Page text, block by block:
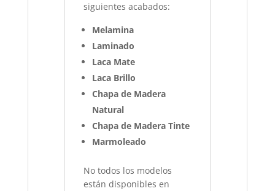
siguientes acabados:
Melamina
Laminado
Laca Mate
Laca Brillo
Chapa de Madera
Natural
Chapa de Madera Tinte
Marmoleado
No todos los modelos
están disponibles en